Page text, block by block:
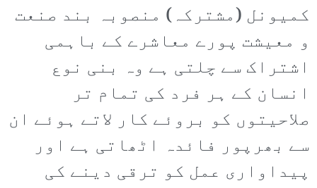
کمیونل (مشترکہ) منصوبہ بند صنعت
و معیشت پورے معاشرے کے باہمی
اشتراک سے چلتی ہے وہ بنی نوع
انسان کے ہر فرد کی تمام تر
صلاحیتوں کو بروئے کار لاتے ہوئے ان
سے بھرپور فائدہ اٹھاتی ہے اور
پیداواری عمل کو ترقی دینے کی